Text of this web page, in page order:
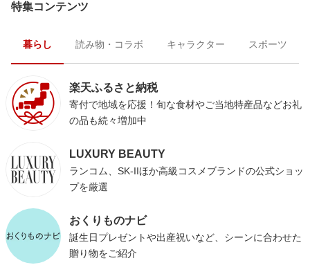
特集コンテンツ
暮らし 読み物・コラボ キャラクター スポーツ
楽天ふるさと納税
寄付で地域を応援！旬な食材やご当地特産品などお礼
の品も続々増加中
LUXURY BEAUTY
ランコム、SK-IIほか高級コスメブランドの公式ショッ
プを厳選
おくりものナビ
誕生日プレゼントや出産祝いなど、シーンに合わせた
贈り物をご紹介